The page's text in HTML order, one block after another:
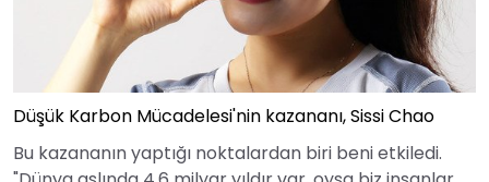
Düşük Karbon Mücadelesi'nin kazananı, Sissi Chao
Bu kazananın yaptığı noktalardan biri beni etkiledi.